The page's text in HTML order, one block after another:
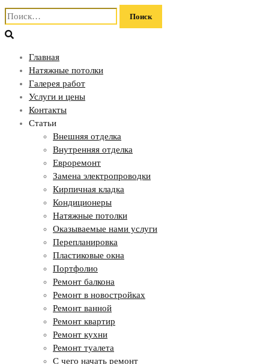
Найти:
Главная
Натяжные потолки
Галерея работ
Услуги и цены
Контакты
Статьи
Внешняя отделка
Внутренняя отделка
Евроремонт
Замена электропроводки
Кирпичная кладка
Кондиционеры
Натяжные потолки
Оказываемые нами услуги
Перепланировка
Пластиковые окна
Портфолио
Ремонт балкона
Ремонт в новостройках
Ремонт ванной
Ремонт квартир
Ремонт кухни
Ремонт туалета
С чего начать ремонт